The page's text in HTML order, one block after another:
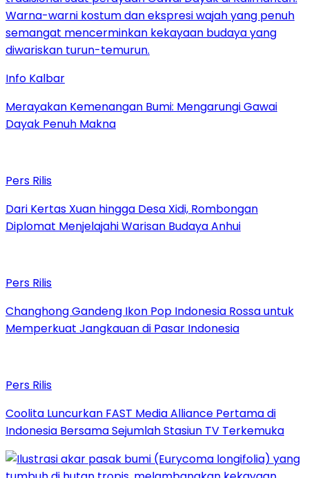
Info Kalbar
Merayakan Kemenangan Bumi: Mengarungi Gawai
Dayak Penuh Makna
Pers Rilis
Dari Kertas Xuan hingga Desa Xidi, Rombongan
Diplomat Menjelajahi Warisan Budaya Anhui
Pers Rilis
Changhong Gandeng Ikon Pop Indonesia Rossa untuk
Memperkuat Jangkauan di Pasar Indonesia
Pers Rilis
Coolita Luncurkan FAST Media Alliance Pertama di
Indonesia Bersama Sejumlah Stasiun TV Terkemuka